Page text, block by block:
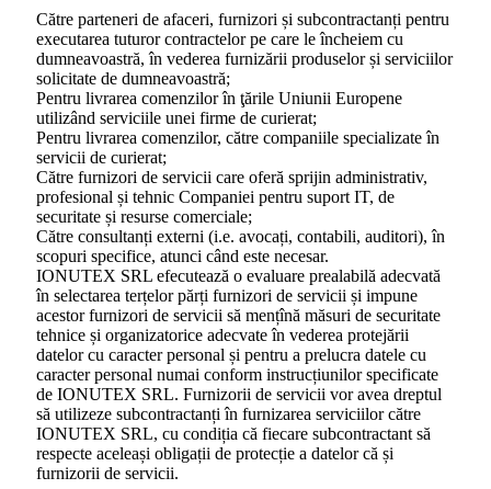
Către parteneri de afaceri, furnizori și subcontractanți pentru
executarea tuturor contractelor pe care le încheiem cu
dumneavoastră, în vederea furnizării produselor și serviciilor
solicitate de dumneavoastră;
Pentru livrarea comenzilor în ţările Uniunii Europene
utilizând serviciile unei firme de curierat;
Pentru livrarea comenzilor, către companiile specializate în
servicii de curierat;
Către furnizori de servicii care oferă sprijin administrativ,
profesional și tehnic Companiei pentru suport IT, de
securitate și resurse comerciale;
Către consultanți externi (i.e. avocați, contabili, auditori), în
scopuri specifice, atunci când este necesar.
IONUTEX SRL efecutează o evaluare prealabilă adecvată
în selectarea terțelor părți furnizori de servicii și impune
acestor furnizori de servicii să mențînă măsuri de securitate
tehnice și organizatorice adecvate în vederea protejării
datelor cu caracter personal și pentru a prelucra datele cu
caracter personal numai conform instrucțiunilor specificate
de IONUTEX SRL. Furnizorii de servicii vor avea dreptul
să utilizeze subcontractanți în furnizarea serviciilor către
IONUTEX SRL, cu condiția că fiecare subcontractant să
respecte aceleași obligații de protecție a datelor că și
furnizorii de servicii.